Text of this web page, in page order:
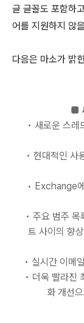
글 글꼴도 포함하
어를 지원하지 않
다음은 마소가 밝
■
• 새로운 스레
• 현대적인 사
• Exchange
• 주요 범주
트 사이의 향
• 실시간 이메
• 더욱 빨라진
화 개선